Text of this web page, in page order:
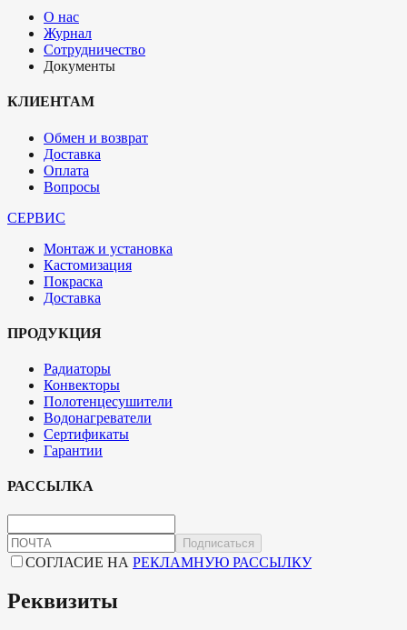
О нас
Журнал
Сотрудничество
Документы
КЛИЕНТАМ
Обмен и возврат
Доставка
Оплата
Вопросы
СЕРВИС
Монтаж и установка
Кастомизация
Покраска
Доставка
ПРОДУКЦИЯ
Радиаторы
Конвекторы
Полотенцесушители
Водонагреватели
Сертификаты
Гарантии
РАССЫЛКА
Подписаться
СОГЛАСИЕ НА РЕКЛАМНУЮ РАССЫЛКУ
Реквизиты